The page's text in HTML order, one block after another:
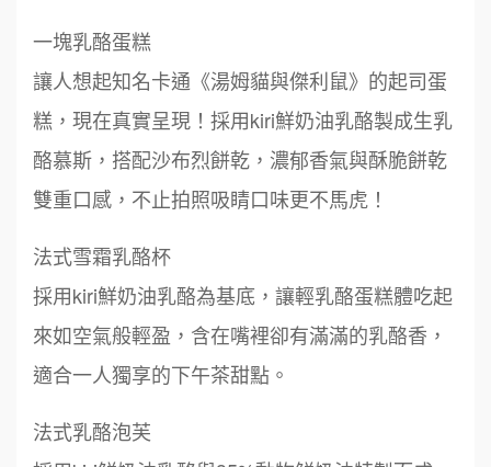
一塊乳酪蛋糕
讓人想起知名卡通《湯姆貓與傑利鼠》的起司蛋
糕，現在真實呈現！採用kiri鮮奶油乳酪製成生乳
酪慕斯，搭配沙布烈餅乾，濃郁香氣與酥脆餅乾
雙重口感，不止拍照吸睛口味更不馬虎！
法式雪霜乳酪杯
採用kiri鮮奶油乳酪為基底，讓輕乳酪蛋糕體吃起
來如空氣般輕盈，含在嘴裡卻有滿滿的乳酪香，
適合一人獨享的下午茶甜點。
法式乳酪泡芙